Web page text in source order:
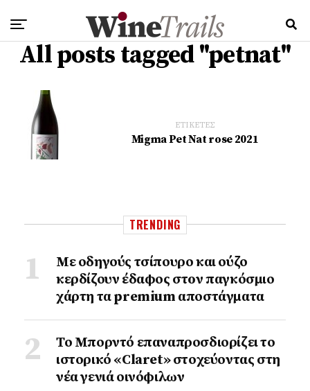
All posts tagged "petnat"
ΕΤΙΚΕΤΕΣ
Migma Pet Nat rose 2021
TRENDING
Με οδηγούς τσίπουρο και ούζο
κερδίζουν έδαφος στoν παγκόσμιο
χάρτη τα premium αποστάγματα
Το Μπορντό επαναπροσδιορίζει το
ιστορικό «Claret» στοχεύοντας στη
νέα γενιά οινόφιλων